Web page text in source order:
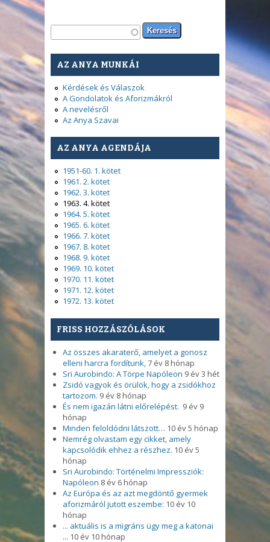
Keresés űrlap
Keresés
AZ ANYA MUNKÁI
Kérdések és Válaszok
A Gondolatok és Aforizmákról
A nevelésről
Az Anya Szavai
AZ ANYA AGENDÁJA
1951-60. 1. kötet
1961. 2. kötet
1962. 3. kötet
1963. 4. kötet
1964. 5. kötet
1965. 6. kötet
1966. 7. kötet
1967. 8. kötet
1968. 9. kötet
1969. 10. kötet
1970. 11. kötet
1971. 12. kötet
1972. 13. kötet
FRISS HOZZÁSZÓLÁSOK
Az összes akaraterő, amelyet a gonosz
elleni harcra fordítunk,7 év 8 hónap
Sri Aurobindo: A Törpe Napóleon 9 év 3 hét
Zsidó vagyok és örülök, hogy a zsidókhoz
tartozom. 9 év 8 hónap
És nem igazán látni előrelépést. 9 év 9
hónap
Minden feloldódni látszott… 10 év 5 hónap
Nemrég olvastam egy cikket, amely
kapcsolódik ehhez a részhez. 10 év 5
hónap
Sri Aurobindo: Történelmi Impressziók:
Napóleon 8 év 6 hónap
Az Európa és az azt megdöntő gyermek
aforizmáról jutott eszembe: 10 év 10
hónap
... aktuális is a migráns ügy meg a katonai
... 10 év 10 hónap